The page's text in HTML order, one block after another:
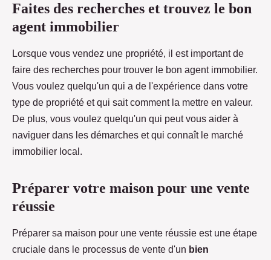
Faites des recherches et trouvez le bon
agent immobilier
Lorsque vous vendez une propriété, il est important de
faire des recherches pour trouver le bon agent immobilier.
Vous voulez quelqu'un qui a de l'expérience dans votre
type de propriété et qui sait comment la mettre en valeur.
De plus, vous voulez quelqu'un qui peut vous aider à
naviguer dans les démarches et qui connaît le marché
immobilier local.
Préparer votre maison pour une vente
réussie
Préparer sa maison pour une vente réussie est une étape
cruciale dans le processus de vente d'un bien